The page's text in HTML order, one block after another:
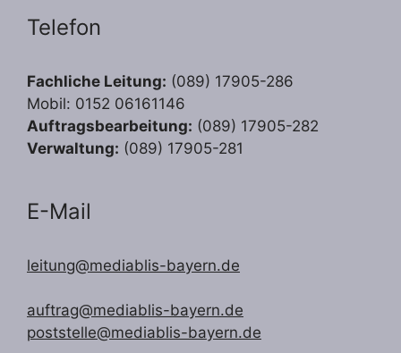
Telefon
Fachliche Leitung: (089) 17905-286
Mobil: 0152 06161146
Auftragsbearbeitung: (089) 17905-282
Verwaltung: (089) 17905-281
E-Mail
leitung@mediablis-bayern.de
auftrag@mediablis-bayern.de
poststelle@mediablis-bayern.de